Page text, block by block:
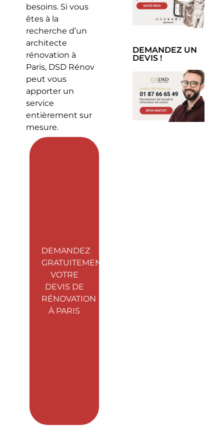
besoins. Si vous
êtes à la
recherche d’un
architecte
rénovation à
Paris, DSD Rénov
peut vous
apporter un
service
entièrement sur
mesure.
DEMANDEZ
GRATUITEMENT
VOTRE
DEVIS DE
RÉNOVATION
À PARIS
DEMANDEZ UN
DEVIS !